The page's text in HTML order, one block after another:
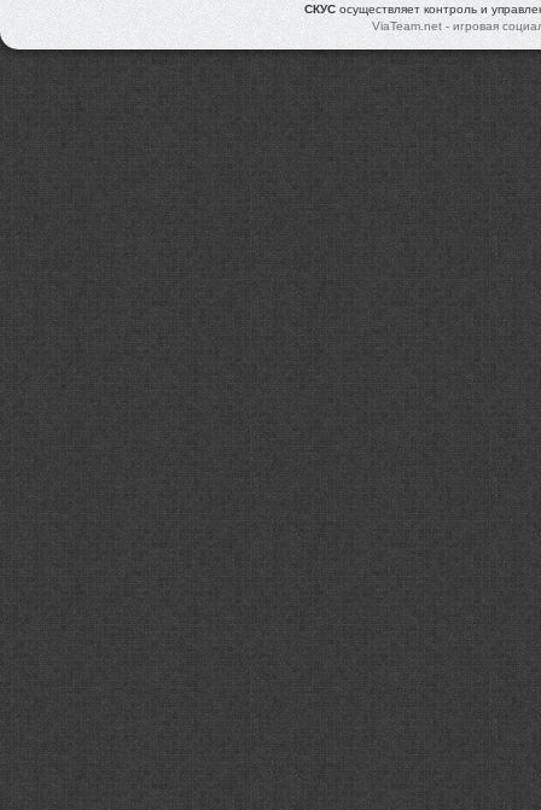
СКУС осуществляет контроль и
ViaTeam.net - игровая